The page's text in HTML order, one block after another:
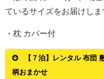
ているサイズをお届けしま
・枕 カバー付
【７泊】レンタル 布団
柄おまかせ